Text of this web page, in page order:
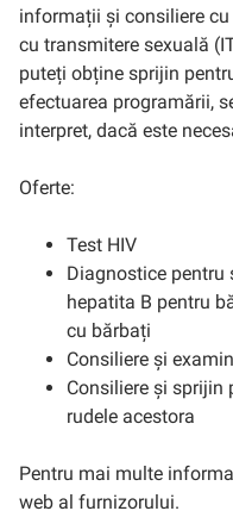
ă
informații și consiliere
cu transmitere sexuală
puteți obține sprijin
efectuarea programării,
interpret, dacă este
Oferte:
Test HIV
Diagnostice pentru
hepatita B pentru
cu bărbați
Consiliere și
Consiliere și sprijin
rudele acestora
Pentru mai multe
web al furnizorului.